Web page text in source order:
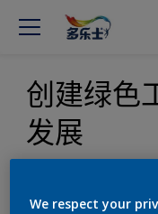
创建绿色
发展
We respect your